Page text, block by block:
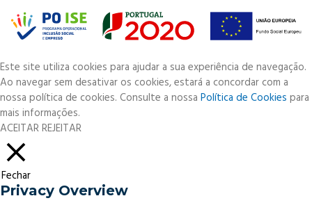
Este site utiliza cookies para ajudar a sua experiência de navegação.
Ao navegar sem desativar os cookies, estará a concordar com a
nossa política de cookies. Consulte a nossa Política de Cookies para
mais informações.
ACEITARREJEITAR
Fechar
Privacy Overview